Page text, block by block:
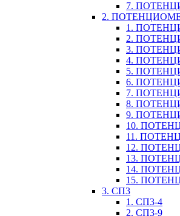
7.
2.
1.
2.
3.
4.
5.
6.
7.
8.
9.
10.
11.
12.
13.
14.
15.
3. СП3
1. СП3-4
2. СП3-9